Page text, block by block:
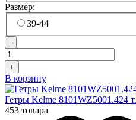
Размер:
39-44
-
+
В корзину
Гетры Kelme 8101WZ5001.424
453 товара